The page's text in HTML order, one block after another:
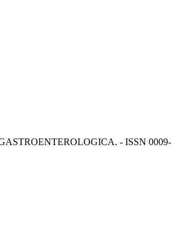
GASTROENTEROLOGICA. - ISSN 0009-